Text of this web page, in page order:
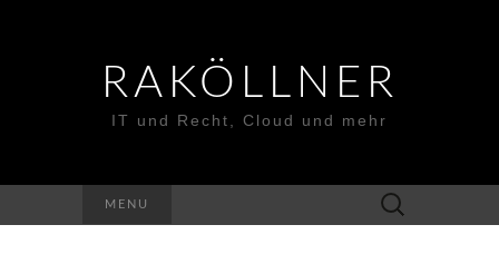
RAKÖLLNER
IT und Recht, Cloud und mehr
MENU
Suchen
nach: